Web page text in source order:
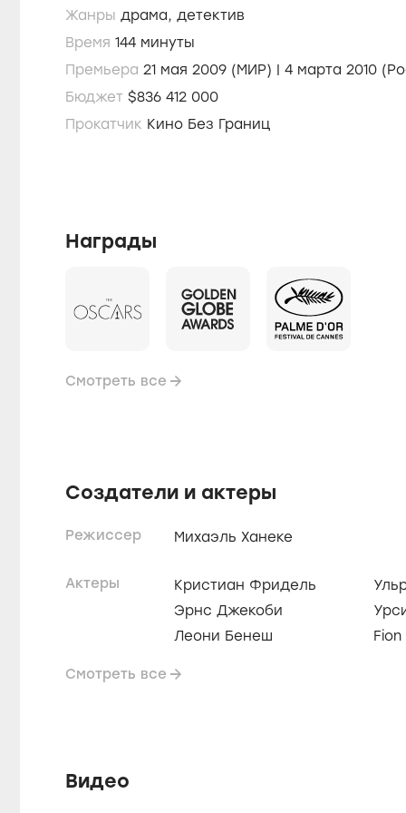
Жанры драма, детектив
Время
144 минуты
Премьера
21 мая 2009 (МИР) | 4 марта
Бюджет $836 412 000
Прокатчик Кино Без Границ
Награды
Смотреть все
Создатели и актеры
Режиссер Михаэль Ханеке
Актеры
Кристиан Фридель
Эрнс Джекоби
Леони Бенеш
Смотреть все
Видео